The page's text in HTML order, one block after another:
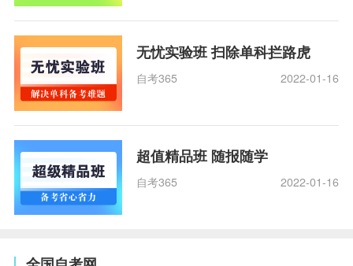
无忧实验班 扫除单科拦路虎
自考365 2022-01-16
超值精品班 随报随学
自考365 2022-01-16